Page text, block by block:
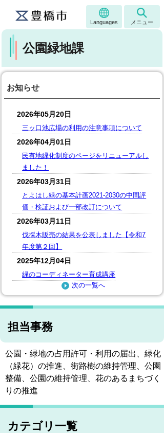
Languages メニュー
公園緑地課
お知らせ
2026年05月20日
三ッ口池広場の利用の注意事項について
2026年04月01日
民有地緑化制度のページをリニューアルし
ました！
2026年03月31日
とよはし緑の基本計画2021-2030の中間評
価・検証および一部改訂について
2026年03月11日
伐採木販売の結果を公表しました【令和7
年度第２回】
2025年12月04日
緑のコーディネーター育成講座
次の一覧へ
担当事務
公園・緑地の占用許可・利用の届出、緑化
（緑花）の推進、街路樹の維持管理、公園
整備、公園の維持管理、花のあるまちづく
りの推進
カテゴリ一覧